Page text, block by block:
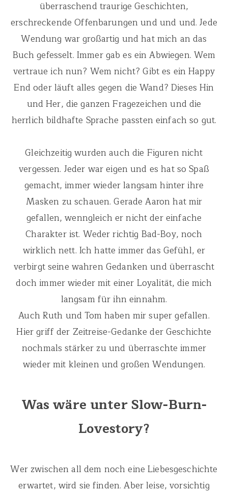
überraschend traurige Geschichten,
erschreckende Offenbarungen und und und. Jede
Wendung war großartig und hat mich an das
Buch gefesselt. Immer gab es ein Abwiegen. Wem
vertraue ich nun? Wem nicht? Gibt es ein Happy
End oder läuft alles gegen die Wand? Dieses Hin
und Her, die ganzen Fragezeichen und die
herrlich bildhafte Sprache passten einfach so gut.
Gleichzeitig wurden auch die Figuren nicht
vergessen. Jeder war eigen und es hat so Spaß
gemacht, immer wieder langsam hinter ihre
Masken zu schauen. Gerade Aaron hat mir
gefallen, wenngleich er nicht der einfache
Charakter ist. Weder richtig Bad-Boy, noch
wirklich nett. Ich hatte immer das Gefühl, er
verbirgt seine wahren Gedanken und überrascht
doch immer wieder mit einer Loyalität, die mich
langsam für ihn einnahm.
Auch Ruth und Tom haben mir super gefallen.
Hier griff der Zeitreise-Gedanke der Geschichte
nochmals stärker zu und überraschte immer
wieder mit kleinen und großen Wendungen.
Was wäre unter Slow-Burn-
Lovestory?
Wer zwischen all dem noch eine Liebesgeschichte
erwartet, wird sie finden. Aber leise, vorsichtig